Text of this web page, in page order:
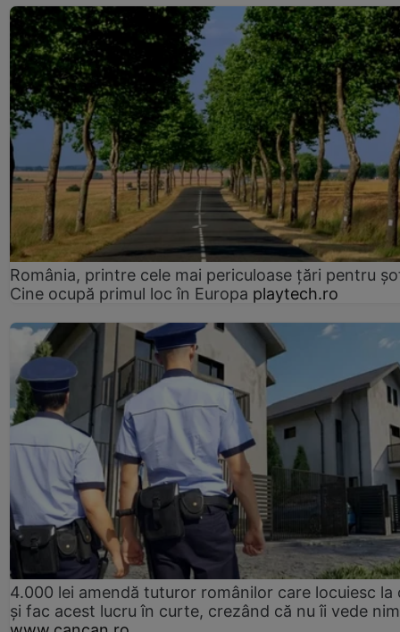
România, printre cele mai periculoase țări pentru
Cine ocupă primul loc în Europa playtech.ro
4.000 lei amendă tuturor românilor care locuiesc la
și fac acest lucru în curte, crezând că nu îi vede